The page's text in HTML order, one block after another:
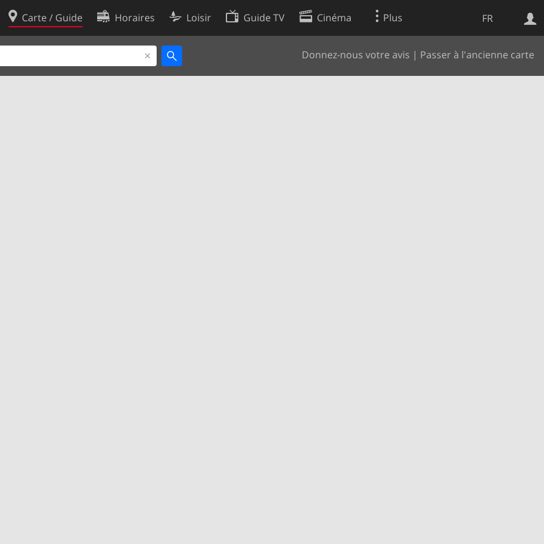
FR
Carte / Guide Horaires Loisir Guide TV Cinéma Plus
Donnez-nous votre avis | Passer à l'ancienne carte
Web
Politique en matière de cookies
Préférences de cookies